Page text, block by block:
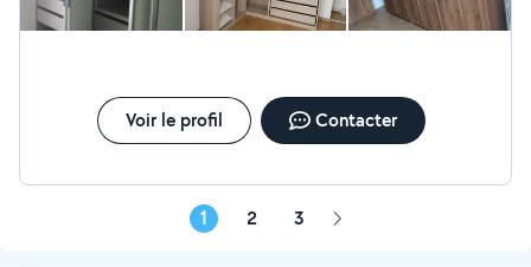
Voir le profil Contacter
1 2 3 Page